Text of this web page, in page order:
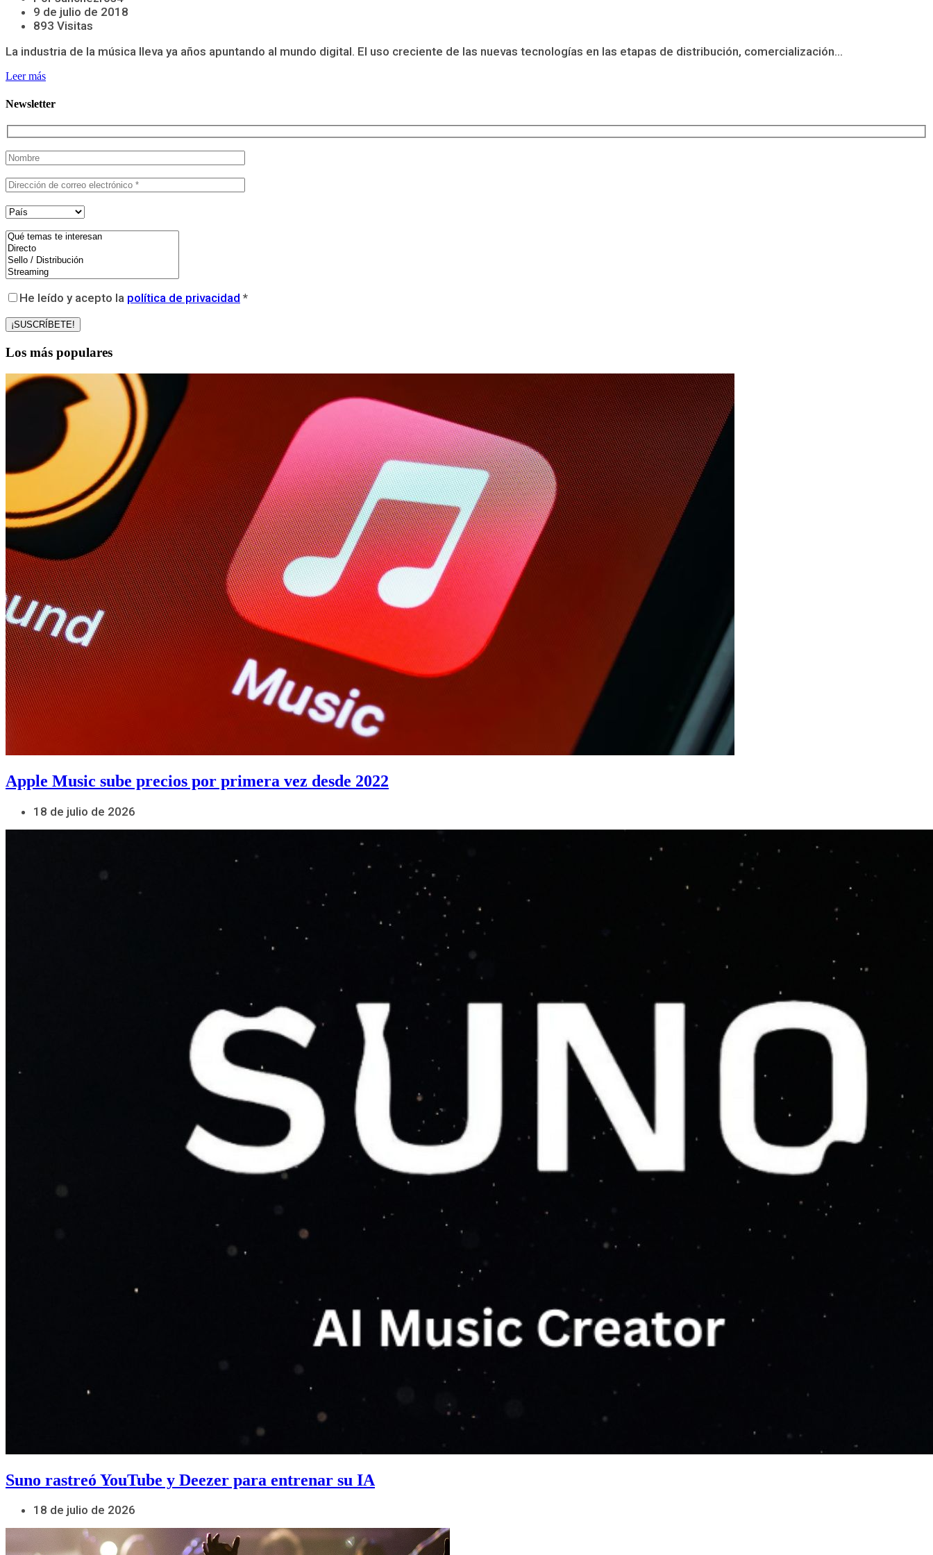
9 de julio de 2018
893 Visitas
La industria de la música lleva ya años apuntando al mundo digital. El uso creciente de las nuevas tecnologías en las etapas de distribución, comercialización...
Leer más
Newsletter
He leído y acepto la política de privacidad *
Los más populares
Apple Music sube precios por primera vez desde 2022
18 de julio de 2026
Suno rastreó YouTube y Deezer para entrenar su IA
18 de julio de 2026